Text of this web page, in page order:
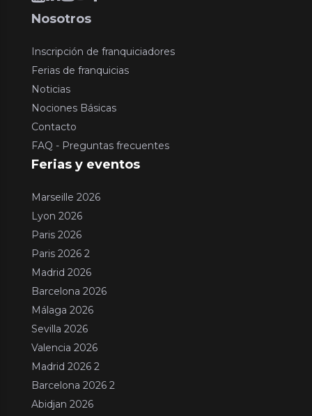
Nosotros
Inscripción de franquiciadores
Ferias de franquicias
Noticias
Nociones Básicas
Contacto
FAQ - Preguntas frecuentes
Ferias y eventos
Marseille 2026
Lyon 2026
Paris 2026
Paris 2026 2
Madrid 2026
Barcelona 2026
Málaga 2026
Sevilla 2026
Valencia 2026
Madrid 2026 2
Barcelona 2026 2
Abidjan 2026